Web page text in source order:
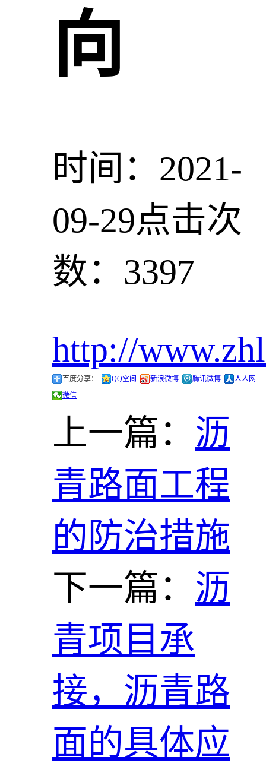
向
时间：2021-
09-29点击次
数：3397
http://
百度分享： QQ空间 新浪微博 腾讯微博
人人网
微信
上一篇： 沥
青路面工程
的防治措施
下一篇： 沥
青项目承
接，沥青路
面的具体应